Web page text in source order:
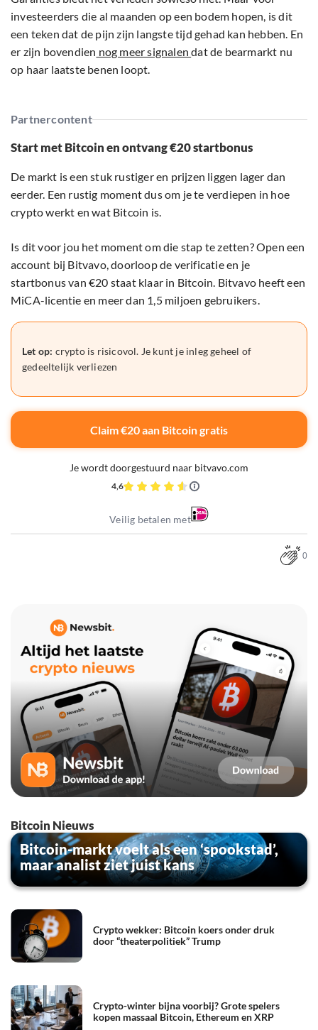
investeerders die al maanden op een bodem hopen, is dit
een teken dat de pijn zijn langste tijd gehad kan hebben. En
er zijn bovendien nog meer signalendat de bearmarkt nu
op haar laatste benen loopt.
Partnercontent
Start met Bitcoin en ontvang €20 startbonus
De markt is een stuk rustiger en prijzen liggen lager dan
eerder. Een rustig moment dus om je te verdiepen in hoe
crypto werkt en wat Bitcoin is.
Is dit voor jou het moment om die stap te zetten? Open een
account bij Bitvavo, doorloop de verificatie en je
startbonus van €20 staat klaar in Bitcoin. Bitvavo heeft een
MiCA-licentie en meer dan 1,5 miljoen gebruikers.
Let op: crypto is risicovol. Je kunt je inleg geheel of
gedeeltelijk verliezen
Claim €20 aan Bitcoin gratis
Je wordt doorgestuurd naar bitvavo.com
4,6
Veilig betalen met
0
Bitcoin Nieuws
Bitcoin-markt voelt als een ‘spookstad’,
maar analist ziet juist kans
Crypto wekker: Bitcoin koers onder druk
door “theaterpolitiek” Trump
Crypto-winter bijna voorbij? Grote spelers
kopen massaal Bitcoin, Ethereum en XRP